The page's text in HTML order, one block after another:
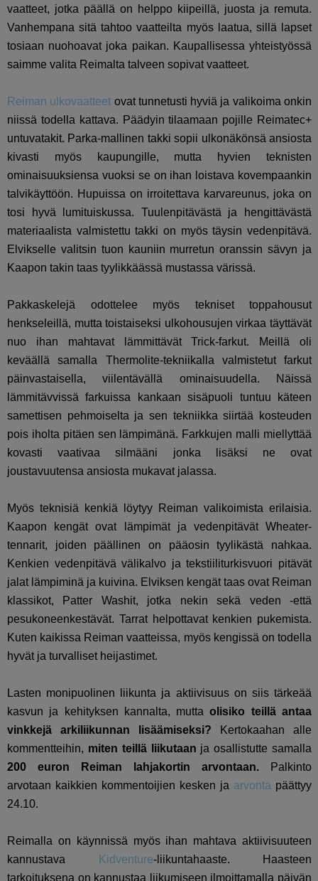
vaatteet, jotka päällä on helppo kiipeillä, juosta ja remuta.
Vanhempana sitä tahtoo vaatteilta myös laatua, sillä lapset
tosiaan nuohoavat joka paikan. Kaupallisessa yhteistyössä
saimme valita Reimalta talveen sopivat vaatteet.
Reiman ulkovaatteet ovat tunnetusti hyviä ja valikoima onkin
niissä todella kattava. Päädyin tilaamaan pojille Reimatec+
untuvatakit. Parka-mallinen takki sopii ulkonäkönsä ansiosta
kivasti myös kaupungille, mutta hyvien teknisten
ominaisuuksiensa vuoksi se on ihan loistava kovempaankin
talvikäyttöön. Hupuissa on irroitettava karvareunus, joka on
tosi hyvä lumituiskussa. Tuulenpitävästä ja hengittävästä
materiaalista valmistettu takki on myös täysin vedenpitävä.
Elvikselle valitsin tuon kauniin murretun oranssin sävyn ja
Kaapon takin taas tyylikkäässä mustassa värissä.
Pakkaskelejä odottelee myös tekniset toppahousut
henkseleillä, mutta toistaiseksi ulkohousujen virkaa täyttävät
nuo ihan mahtavat lämmittävät Trick-farkut. Meillä oli
keväällä samalla Thermolite-tekniikalla valmistetut farkut
päinvastaisella, viilentävällä ominaisuudella. Näissä
lämmitävvissä farkuissa kankaan sisäpuoli tuntuu käteen
samettisen pehmoiselta ja sen tekniikka siirtää kosteuden
pois iholta pitäen sen lämpimänä. Farkkujen malli miellyttää
kovasti vaativaa silmääni jonka lisäksi ne ovat
joustavuutensa ansiosta mukavat jalassa.
Myös teknisiä kenkiä löytyy Reiman valikoimista erilaisia.
Kaapon kengät ovat lämpimät ja vedenpitävät Wheater-
tennarit, joiden päällinen on pääosin tyylikästä nahkaa.
Kenkien vedenpitävä välikalvo ja tekstiiliturkisvuori pitävät
jalat lämpiminä ja kuivina. Elviksen kengät taas ovat Reiman
klassikot, Patter Washit, jotka nekin sekä veden -että
pesukoneenkestävät. Tarrat helpottavat kenkien pukemista.
Kuten kaikissa Reiman vaatteissa, myös kengissä on todella
hyvät ja turvalliset heijastimet.
Lasten monipuolinen liikunta ja aktiivisuus on siis tärkeää
kasvun ja kehityksen kannalta, muttaolisiko teillä antaa
vinkkejä arkiliikunnan lisäämiseksi? Kertokaahan alle
kommentteihin, miten teillä liikutaan ja osallistutte samalla
200 euron Reiman lahjakortin arvontaan.
Palkinto
arvotaan kaikkien kommentoijien kesken ja arvonta päättyy
24.10.
Reimalla on käynnissä myös ihan mahtava aktiivisuuteen
kannustava
Kidventure-liikuntahaaste. Haasteen
tarkoituksena on kannustaa liikumiseen ilmoittamalla päivän